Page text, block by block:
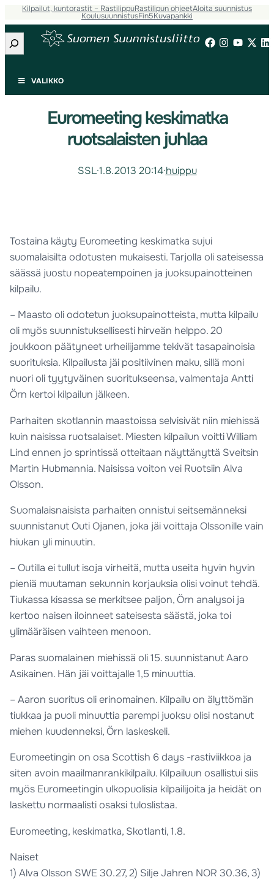
Kilpailut, kuntorastit – RastilippuRastilipun ohjeetAloita suunnistus
KoulusuunnistusFin5Kuvapankki
Etsi
VALIKKO
Euromeeting keskimatka
ruotsalaisten juhlaa
SSL·1.8.2013 20:14·huippu
Tostaina käyty Euromeeting keskimatka sujui
suomalaisilta odotusten mukaisesti. Tarjolla oli sateisessa
säässä juostu nopeatempoinen ja juoksupainotteinen
kilpailu.
– Maasto oli odotetun juoksupainotteista, mutta kilpailu
oli myös suunnistuksellisesti hirveän helppo. 20
joukkoon päätyneet urheilijamme tekivät tasapainoisia
suorituksia. Kilpailusta jäi positiivinen maku, sillä moni
nuori oli tyytyväinen suoritukseensa, valmentaja Antti
Örn kertoi kilpailun jälkeen.
Parhaiten skotlannin maastoissa selvisivät niin miehissä
kuin naisissa ruotsalaiset. Miesten kilpailun voitti William
Lind ennen jo sprintissä otteitaan näyttänyttä Sveitsin
Martin Hubmannia. Naisissa voiton vei Ruotsiin Alva
Olsson.
Suomalaisnaisista parhaiten onnistui seitsemänneksi
suunnistanut Outi Ojanen, joka jäi voittaja Olssonille vain
hiukan yli minuutin.
– Outilla ei tullut isoja virheitä, mutta useita hyvin hyvin
pieniä muutaman sekunnin korjauksia olisi voinut tehdä.
Tiukassa kisassa se merkitsee paljon, Örn analysoi ja
kertoo naisen iloinneet sateisesta säästä, joka toi
ylimääräisen vaihteen menoon.
Paras suomalainen miehissä oli 15. suunnistanut Aaro
Asikainen. Hän jäi voittajalle 1,5 minuuttia.
– Aaron suoritus oli erinomainen. Kilpailu on älyttömän
tiukkaa ja puoli minuuttia parempi juoksu olisi nostanut
miehen kuudenneksi, Örn laskeskeli.
Euromeetingin on osa Scottish 6 days -rastiviikkoa ja
siten avoin maailmanrankikilpailu. Kilpailuun osallistui siis
myös Euromeetingin ulkopuolisia kilpailijoita ja heidät on
laskettu normaalisti osaksi tuloslistaa.
Euromeeting, keskimatka, Skotlanti, 1.8.
Naiset
1) Alva Olsson SWE 30.27, 2) Silje Jahren NOR 30.36, 3)